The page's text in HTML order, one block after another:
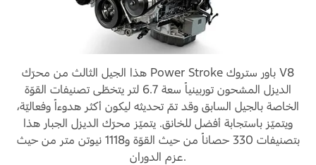
هذا الجيل الثالث من محرّك Power Stroke باور ستروك V8
الديزل المشحون توربينياً سعة 6.7 لتر يتخطّى تصنيفات القوّة
الخاصة بالجيل السابق وقد تمّ تحديثه ليكون أكثر هدوءاً وفعاليّة،
ويتميّز باستجابة أفضل للخانق. يتميّز محرّك الديزل الجبار هذا
بتصنيفات 330 حصاناً من حيث القوّة و1118 نيوتن متر من حيث
عزم الدوران.